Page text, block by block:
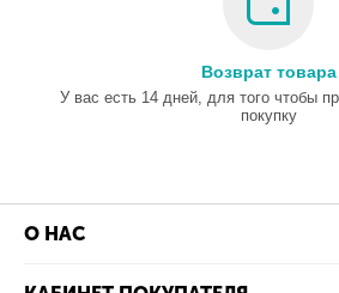
Возврат товара
У вас есть 14 дней, для того чтобы
покупку
О НАС